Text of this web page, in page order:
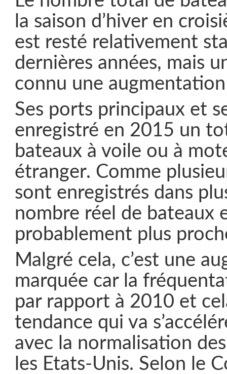
la saison d’hiver en
est resté relativement
dernières années, mais
connu une
Ses ports principaux et
enregistré en 2015 un
bateaux à voile ou à
étranger. Comme
sont enregistrés dans
nombre réel de bateaux
probablement plus
Malgré cela, c’est une
marquée car la
par rapport à 2010 et
tendance qui va
avec la normalisation
les Etats-Unis. Selon le